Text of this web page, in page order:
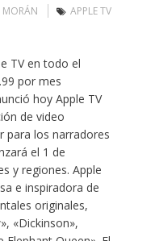
MORÁN
APPLE TV
TV en todo el
por mes
hoy Apple TV
de video
para los narradores
el 1 de
y regiones. Apple
e inspiradora de
originales,
«Dickinson»,